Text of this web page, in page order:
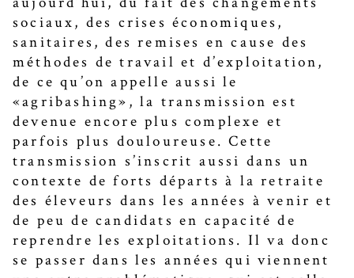
sociaux, des crises économiques,
sanitaires, des remises en cause des
méthodes de travail et d’exploitation,
de ce qu’on appelle aussi le
«agribashing», la transmission est
devenue encore plus complexe et
parfois plus douloureuse. Cette
transmission s’inscrit aussi dans un
contexte de forts départs à la retraite
des éleveurs dans les années à venir et
de peu de candidats en capacité de
reprendre les exploitations. Il va donc
se passer dans les années qui viennent